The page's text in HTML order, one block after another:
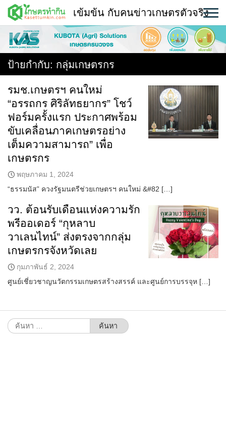
Skip
content
พืช
หน้าแรก
ใคร ทำอะไร ที่ไหน
สถานีข่าววันนี้
เข้มข้น กับคนข่าวเกษตรตัวจริง
ป้ายกำกับ: กลุ่มเกษตรกร
รมช.เกษตรฯ คนใหม่
“อรรถกร ศิริลัทธยากร” โชว์
ฟอร์มครั้งแรก ประกาศพร้อม
ขับเคลื่อนภาคเกษตรอย่าง
เต็มความสามารถ” เพื่อ
เกษตรกร
พฤษภาคม 1, 2024
“ธรรมนัส” ควงรัฐมนตรีช่วยเกษตรฯ คนใหม่ &#82 […]
วว. ต้อนรับเดือนแห่งความรัก
พรีออเดอร์ “กุหลาบ
วาเลนไทน์” ส่งตรงจากกลุ่ม
เกษตรกรจังหวัดเลย
กุมภาพันธ์ 2, 2024
ศูนย์เชี่ยวชาญนวัตกรรมเกษตรสร้างสรรค์ และศูนย์การบรรจุห […]
ค้นหา
สำหรับ: